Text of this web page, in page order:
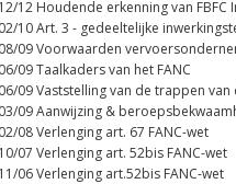
12 Houdende erkenning van
10 Art. 3 - gedeeltelijke
09 Voorwaarden
09 Taalkaders van het FANC
09 Vaststelling van de trappen van
09 Aanwijzing &
08 Verlenging art. 67 FANC-wet
07 Verlenging art. 52bis FANC-wet
06 Verlenging art.52bis FANC-wet